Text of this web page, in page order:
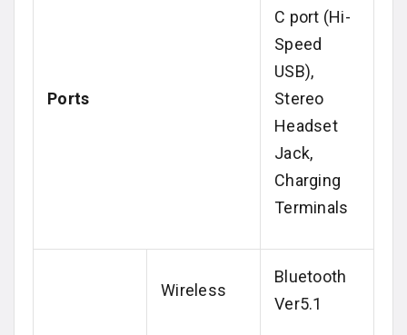
Ports
C port (Hi-
Speed
USB),
Stereo
Headset
Jack,
Charging
Terminals
Wireless
Bluetooth
Ver5.1